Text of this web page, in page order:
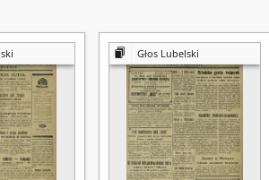
Głos Lubelski